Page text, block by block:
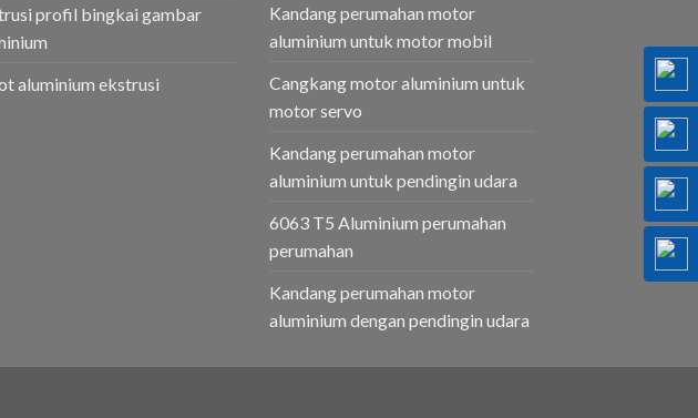
profil bingkai gambar
aluminium ekstrusi
Kandang perumahan motor
aluminium untuk motor mobil
Cangkang motor aluminium untuk
motor servo
Kandang perumahan motor
aluminium untuk pendingin udara
6063 T5 Aluminium perumahan
perumahan
Kandang perumahan motor
aluminium dengan pendingin udara